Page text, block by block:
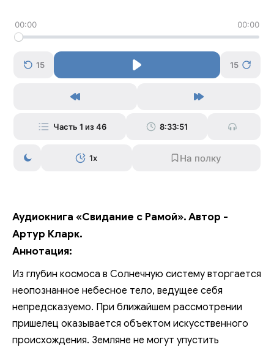
00:00 00:00
15 15
Часть 1 из 46 8:33:51
1x
Аудиокнига «Свидание с Рамой». Автор -
Артур Кларк.
Аннотация:
Из глубин космоса в Солнечную систему вторгается
неопознанное небесное тело, ведущее себя
непредсказуемо. При ближайшем рассмотрении
пришелец оказывается объектом искусственного
происхождения. Земляне не могут упустить